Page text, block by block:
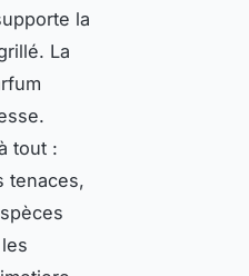
la
La
tout :
tenaces,